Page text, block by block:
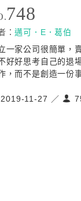
748
：邁可．E．葛伯
一家公司很簡單，
好好思考自己的退
，而不是創造一份
2019-11-27 ／